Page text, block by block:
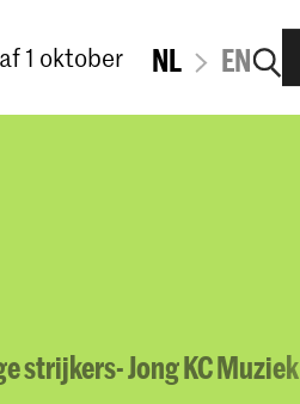
1 oktober NL EN
strijkers- Jong KC Muziek